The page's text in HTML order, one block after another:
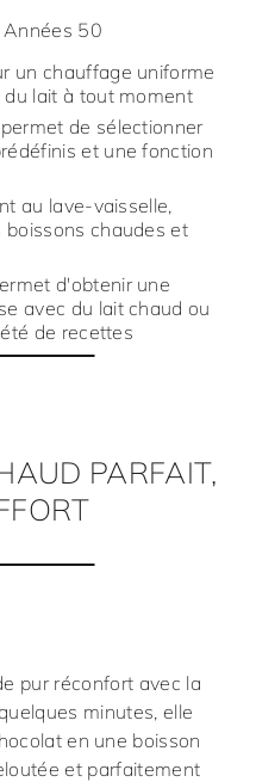
Années 50
un chauffage uniforme
lait à tout moment
de sélectionner
et une fonction
au lave-vaisselle,
boissons chaudes et
d'obtenir une
avec du lait chaud ou
de recettes
PARFAIT,
pur réconfort avec la
minutes, elle
en une boisson
et parfaitement